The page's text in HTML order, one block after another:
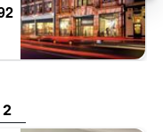
2 כוכבים ומטה